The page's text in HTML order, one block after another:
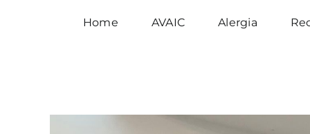
Home AVAIC Alergia